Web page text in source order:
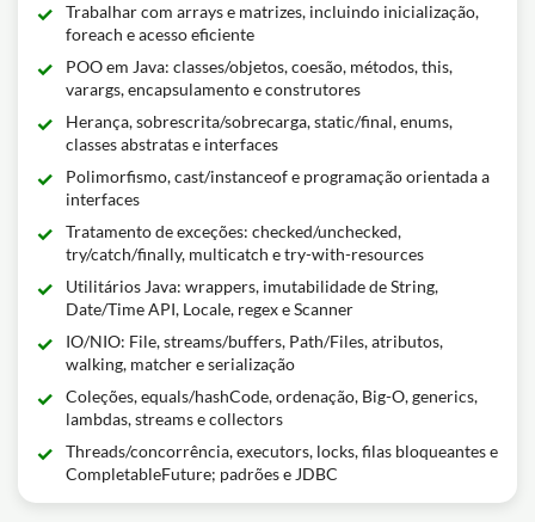
Trabalhar com arrays e matrizes, incluindo inicialização,
foreach e acesso eficiente
POO em Java: classes/objetos, coesão, métodos, this,
varargs, encapsulamento e construtores
Herança, sobrescrita/sobrecarga, static/final, enums,
classes abstratas e interfaces
Polimorfismo, cast/instanceof e programação orientada a
interfaces
Tratamento de exceções: checked/unchecked,
try/catch/finally, multicatch e try-with-resources
Utilitários Java: wrappers, imutabilidade de String,
Date/Time API, Locale, regex e Scanner
IO/NIO: File, streams/buffers, Path/Files, atributos,
walking, matcher e serialização
Coleções, equals/hashCode, ordenação, Big-O, generics,
lambdas, streams e collectors
Threads/concorrência, executors, locks, filas bloqueantes e
CompletableFuture; padrões e JDBC